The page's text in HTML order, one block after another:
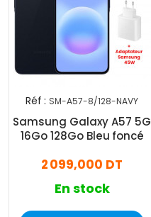
Réf : SM-A57-8/128-NAVY
Samsung Galaxy A57 5G
16Go 128Go Bleu foncé
2 099,000 DT
En stock